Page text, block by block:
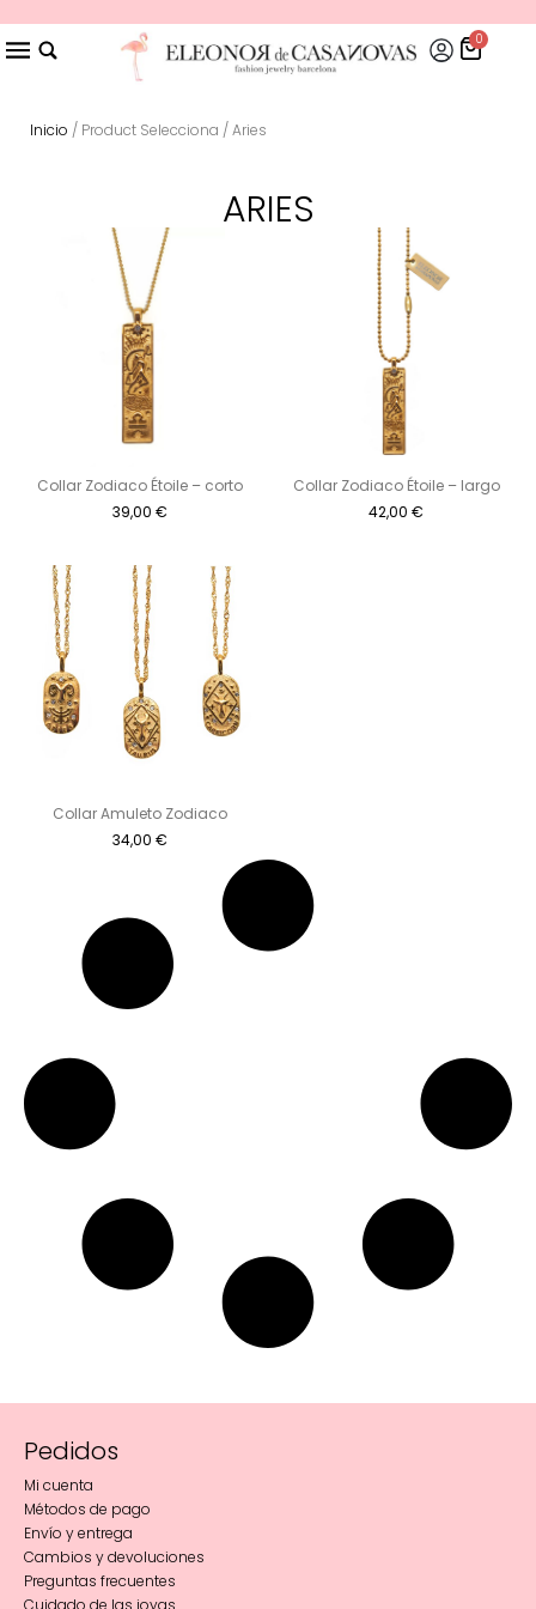
0
Inicio / Product Selecciona / Aries
ARIES
Collar Zodiaco Étoile – corto
39,00 €
Collar Zodiaco Étoile – largo
42,00 €
Collar Amuleto Zodiaco
34,00 €
Pedidos
Mi cuenta
Métodos de pago
Envío y entrega
Cambios y devoluciones
Preguntas frecuentes
Cuidado de las joyas